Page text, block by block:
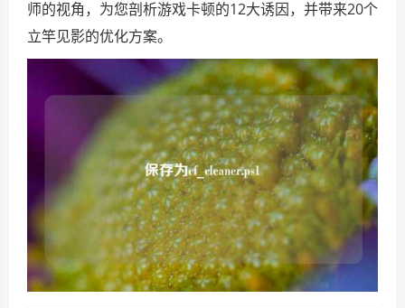
师的视角，为您剖析游戏卡顿的12大诱因，并带来20个
立竿见影的优化方案。